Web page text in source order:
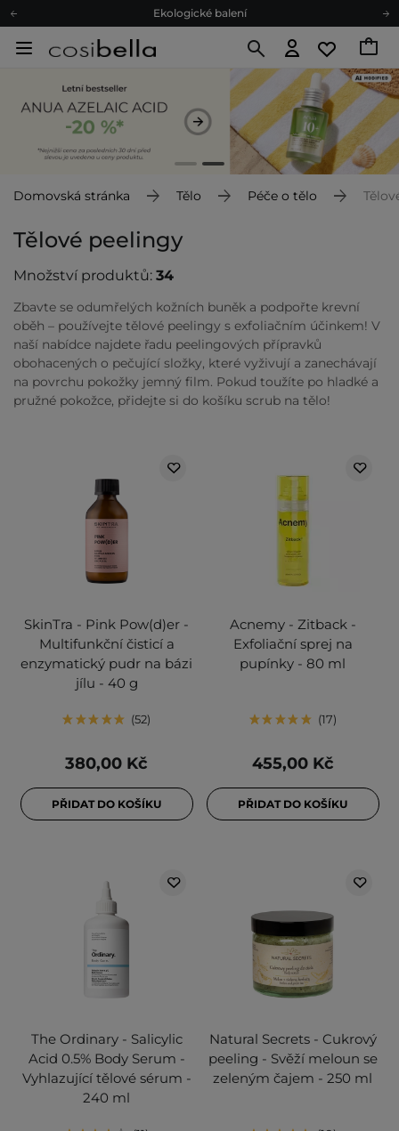
Ekologické balení
Doporučovací Program
Darkové karty
Ekologické balení
Domovská stránka Tělo Péče o tělo
Tělové peelingy
Množství produktů: 34
Zbavte se odumřelých kožních buněk a podpořte krevní
oběh – používejte tělové peelingy s exfoliačním účinkem! V
naší nabídce najdete řadu peelingových přípravků
obohacených o pečující složky, které vyživují a zanechávají
na povrchu pokožky jemný film. Pokud toužíte po hladké a
pružné pokožce, přidejte si do košíku scrub na tělo!
SkinTra - Pink Pow(d)er -
Multifunkční čisticí a
enzymatický pudr na bázi
jílu - 40 g
52
380,00 Kč
PŘIDAT DO KOŠÍKU
Acnemy - Zitback -
Exfoliační sprej na
pupínky - 80 ml
17
455,00 Kč
PŘIDAT DO KOŠÍKU
The Ordinary - Salicylic
Acid 0.5% Body Serum -
Vyhlazující tělové sérum -
240 ml
Natural Secrets - Cukrový
peeling - Svěží meloun se
zeleným čajem - 250 ml